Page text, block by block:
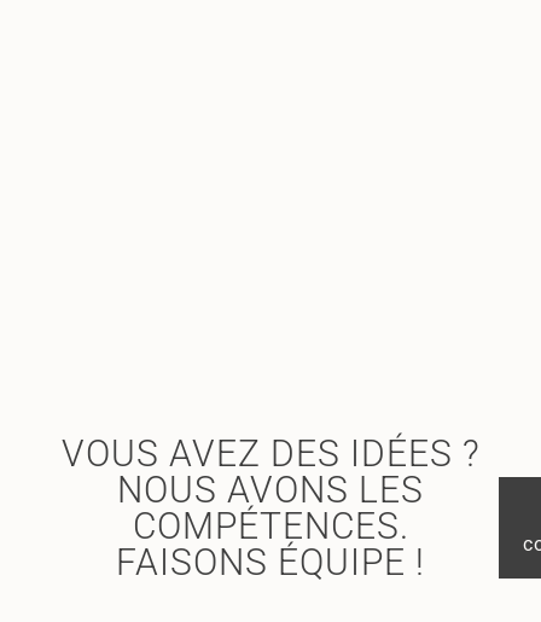
VOUS AVEZ DES IDÉES ?
NOUS AVONS LES
COMPÉTENCES.
FAISONS ÉQUIPE !